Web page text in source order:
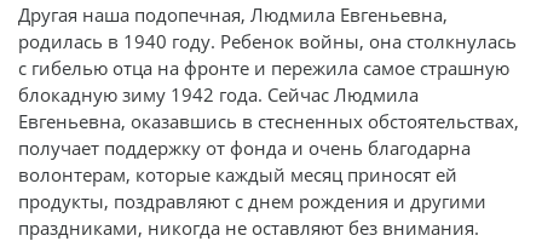
Другая наша подопечная, Людмила Евгеньевна,
родилась в 1940 году. Ребенок войны, она столкнулась
с гибелью отца на фронте и пережила самое страшную
блокадную зиму 1942 года. Сейчас Людмила
Евгеньевна, оказавшись в стесненных обстоятельствах,
получает поддержку от фонда и очень благодарна
волонтерам, которые каждый месяц приносят ей
продукты, поздравляют с днем рождения и другими
праздниками, никогда не оставляют без внимания.